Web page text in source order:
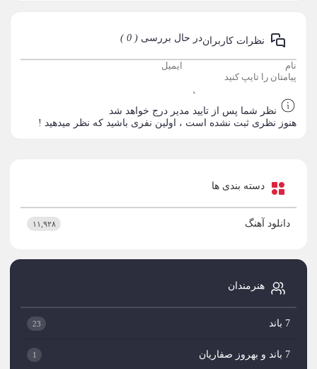
نظرات کاربراندر حال بررسی ( 0 )
نظر شما پس از تایید مدیر درج خواهد شد
هنوز نظری ثبت نشده است ، اولین نفری باشید که نظر میدهید !
دسته بندی ها
دانلود آهنگ ۱۱,۹۲۸
هنرمندان
7 باند 23
7 باند و بهروز صفاریان 1